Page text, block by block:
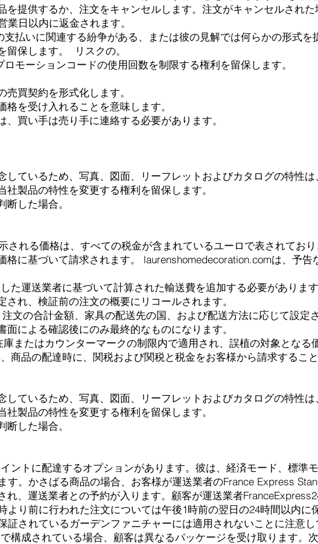
提供するか、注文をキャンセルします。注文がキャンセルされた
日以内に返金されます。
払いに関連する紛争がある、または彼の見解では何らかの形式を
保します。
リスクの。
モーションコードの使用回数を制限する権利を留保します。
買契約を形式化します。
を受け入れることを意味します。
買い手は売り手に連絡する必要があります。
しているため、写真、図面、リーフレットおよびカタログの特性
製品の特性を変更する権利を留保します。
した場合。
される価格は、すべての税金が含まれているユーロで表されており
に基づいて請求されます。 laurenshomedecoration.comは、予告
た運送業者に基づいて計算された輸送費を追加する必要がありま
れ、検証前の注文の概要にリコールされます。
文の合計金額、家具の配送先の国、および配送方法に応じて設定さ
による確認後にのみ最終的なものになります。
またはカウンターマークの制限内で適用され、誤植の対象となる
商品の配達時に、関税および関税と税金をお客様から請求すること
しているため、写真、図面、リーフレットおよびカタログの特性
製品の特性を変更する権利を留保します。
した場合。
ントに配達するオプションがあります。彼は、経済モード、標準
す。かさばる商品の場合、お客様が運送業者のFrance Express
、運送業者との予約が入ります。顧客が運送業者
り前に行われた注文については午後1時前の翌日の24時間以内に
されているガーデンファニチャーには適用されないことに注意し
構成されている場合、顧客は異なるパッケージを受け取ります。